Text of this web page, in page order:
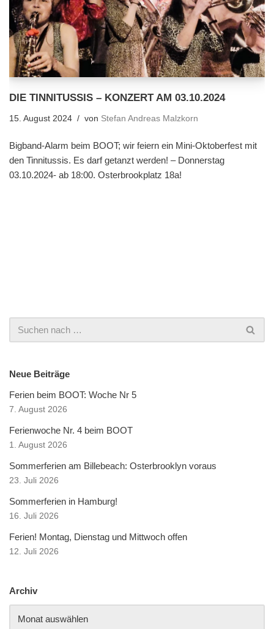
DIE TINNITUSSIS – KONZERT AM 03.10.2024
15. August 2024 von Stefan Andreas Malzkorn
Bigband-Alarm beim BOOT; wir feiern ein Mini-Oktoberfest mit
den Tinnitussis. Es darf getanzt werden! – Donnerstag
03.10.2024- ab 18:00. Osterbrookplatz 18a!
Neue Beiträge
Ferien beim BOOT: Woche Nr 5
7. August 2026
Ferienwoche Nr. 4 beim BOOT
1. August 2026
Sommerferien am Billebeach: Osterbrooklyn voraus
23. Juli 2026
Sommerferien in Hamburg!
16. Juli 2026
Ferien! Montag, Dienstag und Mittwoch offen
12. Juli 2026
Archiv